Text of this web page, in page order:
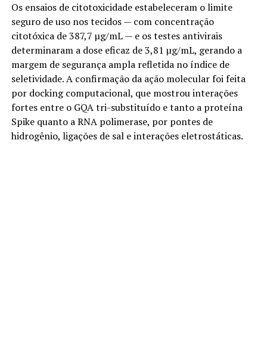
Os ensaios de citotoxicidade estabeleceram o limite
seguro de uso nos tecidos — com concentração
citotóxica de 387,7 µg/mL — e os testes antivirais
determinaram a dose eficaz de 3,81 µg/mL, gerando a
margem de segurança ampla refletida no índice de
seletividade. A confirmação da ação molecular foi feita
por docking computacional, que mostrou interações
fortes entre o GQA tri-substituído e tanto a proteína
Spike quanto a RNA polimerase, por pontes de
hidrogênio, ligações de sal e interações eletrostáticas.